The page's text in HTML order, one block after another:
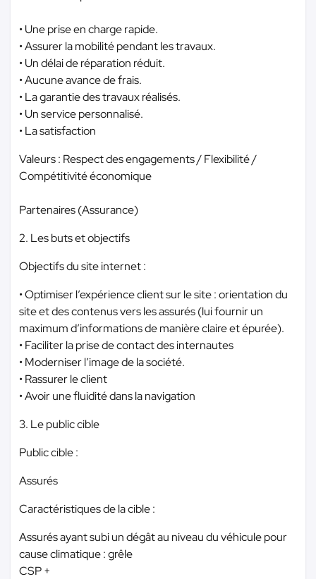
• Une prise en charge rapide.
• Assurer la mobilité pendant les travaux.
• Un délai de réparation réduit.
• Aucune avance de frais.
• La garantie des travaux réalisés.
• Un service personnalisé.
• La satisfaction
Valeurs : Respect des engagements / Flexibilité /
Compétitivité économique
Partenaires (Assurance)
2. Les buts et objectifs
Objectifs du site internet :
• Optimiser l’expérience client sur le site : orientation du
site et des contenus vers les assurés (lui fournir un
maximum d’informations de manière claire et épurée).
• Faciliter la prise de contact des internautes
• Moderniser l’image de la société.
• Rassurer le client
• Avoir une fluidité dans la navigation
3. Le public cible
Public cible :
Assurés
Caractéristiques de la cible :
Assurés ayant subi un dégât au niveau du véhicule pour
cause climatique : grêle
CSP +